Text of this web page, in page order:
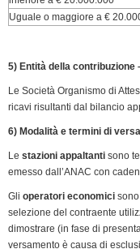
Uguale o maggiore a €
5) Entità della contribuzione
Le Società Organismo di
ricavi risultanti dal bilancio
6) Modalità e termini di
Le stazioni appaltanti sono
emesso dall’ANAC con
Gli operatori economici
selezione del contraente
dimostrare (in fase di
versamento è causa di